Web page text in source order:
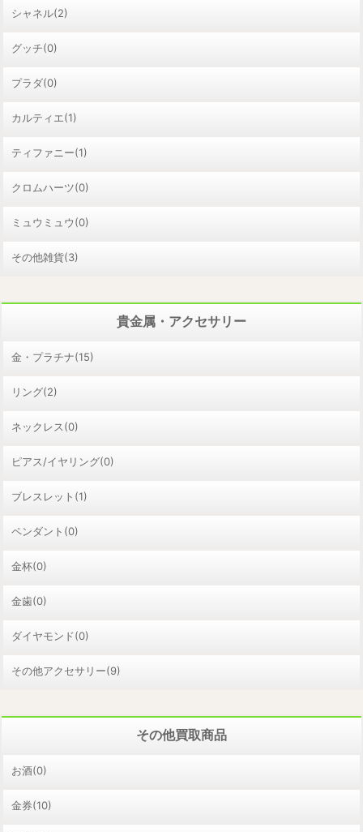
シャネル(2)
グッチ(0)
プラダ(0)
カルティエ(1)
ティファニー(1)
クロムハーツ(0)
ミュウミュウ(0)
その他雑貨(3)
貴金属・アクセサリー
金・プラチナ(15)
リング(2)
ネックレス(0)
ピアス/イヤリング(0)
ブレスレット(1)
ペンダント(0)
金杯(0)
金歯(0)
ダイヤモンド(0)
その他アクセサリー(9)
その他買取商品
お酒(0)
金券(10)